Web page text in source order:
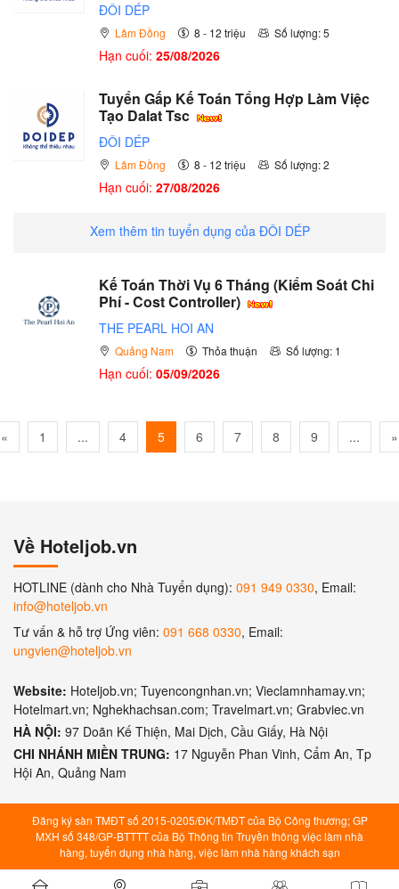
ĐÔI DÉP
Lâm Đồng 8 - 12 triệu Số lượng: 5
Hạn cuối: 25/08/2026
Tuyển Gấp Kế Toán Tổng Hợp Làm Việc
Tạo Dalat Tsc
ĐÔI DÉP
Lâm Đồng 8 - 12 triệu Số lượng: 2
Hạn cuối: 27/08/2026
Xem thêm tin tuyển dụng của ĐÔI DÉP
Kế Toán Thời Vụ 6 Tháng (Kiểm Soát Chi
Phí - Cost Controller)
THE PEARL HOI AN
Quảng Nam Thỏa thuận Số lượng: 1
Hạn cuối: 05/09/2026
« 1 ... 4 5 6 7 8 9 ... »
Về Hoteljob.vn
HOTLINE (dành cho Nhà Tuyển dụng): 091 949 0330, Email:
info@hoteljob.vn
Tư vấn & hỗ trợ Ứng viên: 091 668 0330, Email:
ungvien@hoteljob.vn
Website: Hoteljob.vn; Tuyencongnhan.vn; Vieclamnhamay.vn;
Hotelmart.vn; Nghekhachsan.com; Travelmart.vn; Grabviec.vn
HÀ NỘI: 97 Doãn Kế Thiện, Mai Dịch, Cầu Giấy, Hà Nội
CHI NHÁNH MIỀN TRUNG: 17 Nguyễn Phan Vinh, Cẩm An, Tp
Hội An, Quảng Nam
Đăng ký sàn TMĐT số 2015-0205/ĐK/TMĐT của Bộ Công thương; GP
MXH số 348/GP-BTTTT của Bộ Thông tin Truyền thông việc làm nhà
hàng, tuyển dụng nhà hàng, việc làm nhà hàng khách sạn